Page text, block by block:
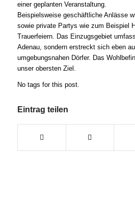
einer geplanten Veranstaltung.
Beispielsweise geschäftliche Anlässe
sowie private Partys wie zum Beispiel
Trauerfeiern. Das Einzugsgebiet
Adenau, sondern erstreckt sich eben
umgebungsnahen Dörfer. Das
unser obersten Ziel.
No tags for this post.
Eintrag teilen